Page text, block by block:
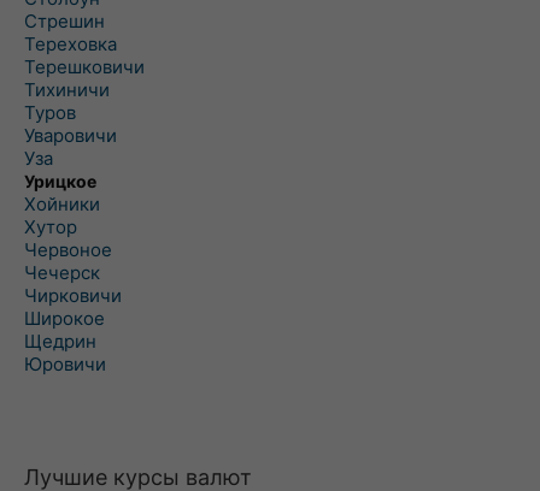
Стрешин
Тереховка
Терешковичи
Тихиничи
Туров
Уваровичи
Уза
Урицкое
Хойники
Хутор
Червоное
Чечерск
Чирковичи
Широкое
Щедрин
Юровичи
Лучшие курсы валют